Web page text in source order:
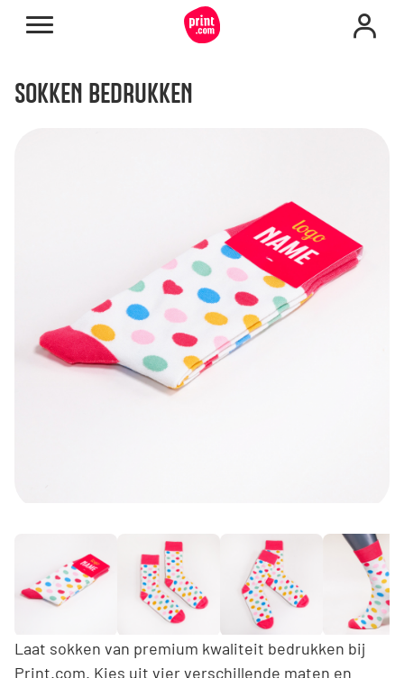
SOKKEN BEDRUKKEN
Laat sokken van premium kwaliteit bedrukken bij
Print.com. Kies uit vier verschillende maten en